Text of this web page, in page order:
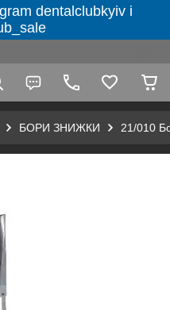
dentalclubkyiv і
БОРИ ЗНИЖКИ 21/010